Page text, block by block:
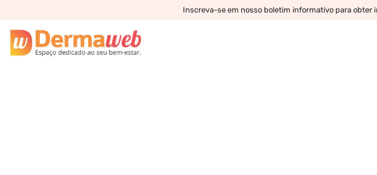
Inscreva-se em nosso boletim informativo para